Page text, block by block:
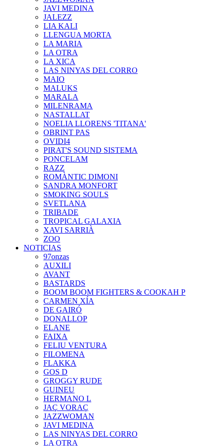
JAVI MEDINA
JALEZZ
LIA KALI
LLENGUA MORTA
LA MARIA
LA OTRA
LA XICA
LAS NINYAS DEL CORRO
MAIO
MALUKS
MARALA
MILENRAMA
NASTALLAT
NOELIA LLORENS 'TITANA'
OBRINT PAS
OVIDI4
PIRAT'S SOUND SISTEMA
PONCELAM
RAZZ
ROMÀNTIC DIMONI
SANDRA MONFORT
SMOKING SOULS
SVETLANA
TRIBADE
TROPICAL GALAXIA
XAVI SARRIÀ
ZOO
NOTICIAS
97onzas
AUXILI
AVANT
BASTARDS
BOOM BOOM FIGHTERS & COOKAH P
CARMEN XÍA
DE GAIRÓ
DONALLOP
ELANE
FAIXA
FELIU VENTURA
FILOMENA
FLAKKA
GOS D
GROGGY RUDE
GUINEU
HERMANO L
JAÇ VORAÇ
JAZZWOMAN
JAVI MEDINA
LAS NINYAS DEL CORRO
LA OTRA